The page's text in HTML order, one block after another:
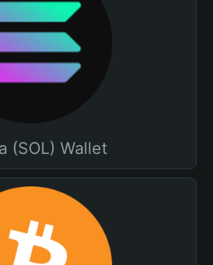
(SOL) Wallet